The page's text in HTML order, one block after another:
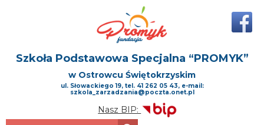
Szkoła Podstawowa Specjalna “PROMYK”
w Ostrowcu Świętokrzyskim
ul. Słowackiego 19, tel. 41 262 05 43, e-mail:
szkola_zarzadzania@poczta.onet.pl
Nasz BIP: